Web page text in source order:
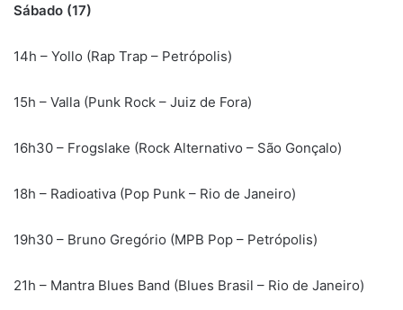
Sábado (17)
14h – Yollo (Rap Trap – Petrópolis)
15h – Valla (Punk Rock – Juiz de Fora)
16h30 – Frogslake (Rock Alternativo – São Gonçalo)
18h – Radioativa (Pop Punk – Rio de Janeiro)
19h30 – Bruno Gregório (MPB Pop – Petrópolis)
21h – Mantra Blues Band (Blues Brasil – Rio de Janeiro)